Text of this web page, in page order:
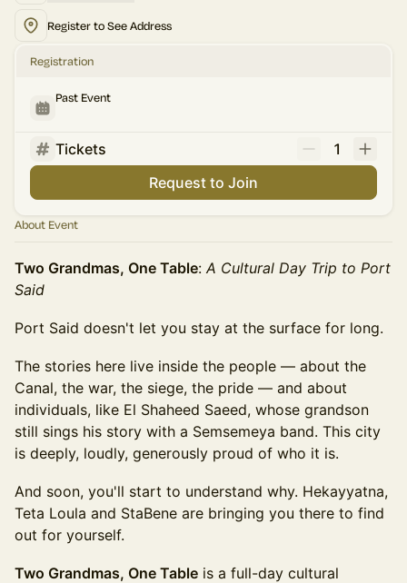
Register to See Address
Registration
Past Event
Tickets
1
Request to Join
About Event
Two Grandmas, One Table: A Cultural Day Trip to Port
Said
Port Said doesn't let you stay at the surface for long.
The stories here live inside the people — about the
Canal, the war, the siege, the pride — and about
individuals, like El Shaheed Saeed, whose grandson
still sings his story with a Semsemeya band. This city
is deeply, loudly, generously proud of who it is.
And soon, you'll start to understand why. Hekayyatna,
Teta Loula and StaBene are bringing you there to find
out for yourself.
Two Grandmas, One Table is a full-day cultural